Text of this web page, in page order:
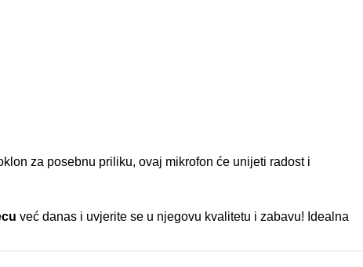
za posebnu priliku, ovaj mikrofon će unijeti radost i
već danas i uvjerite se u njegovu kvalitetu i zabavu! Idealna